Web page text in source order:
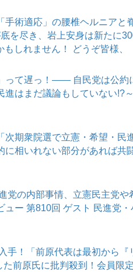
手術適応」の腰椎ヘルニアと
を尽き、岩上安身は新たに
しれません！ どうぞ皆様、
って遅っ！―― 自民党は公約
はまだ議論もしていない!?～
次期衆院選で立憲・希望・民
に相いれない部分があれば共
党の内部事情、立憲民主党や
ュー 第810回 ゲスト 民進党・
手！「前原代表は最初から『
前原氏に批判殺到！会員限定